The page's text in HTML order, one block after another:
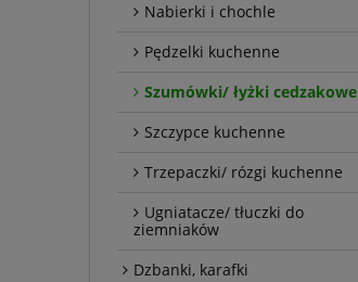
Nabierki i chochle
Pędzelki kuchenne
Szumówki/ łyżki cedzakowe
Szczypce kuchenne
Trzepaczki/ rózgi kuchenne
Ugniatacze/ tłuczki do
ziemniaków
Dzbanki, karafki